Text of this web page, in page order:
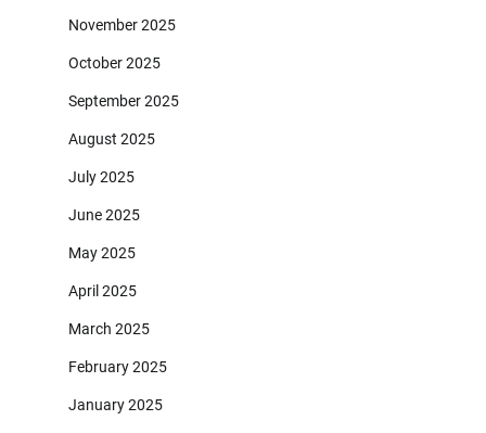
November 2025
October 2025
September 2025
August 2025
July 2025
June 2025
May 2025
April 2025
March 2025
February 2025
January 2025